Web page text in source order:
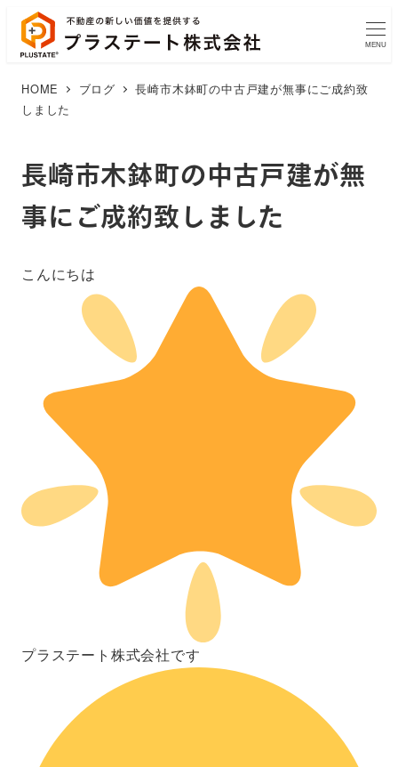
MENU
HOME ブログ
長崎市木鉢町の中古戸建が無事にご成約致
しました
長崎市木鉢町の中古戸建が無
事にご成約致しました
こんにちは
プラステート株式会社です